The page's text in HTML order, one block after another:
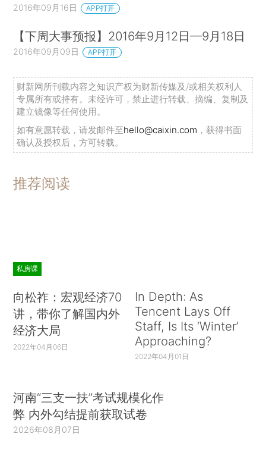
2016年09月16日 APP打开
【下周大事预报】2016年9月12日—9月18日
2016年09月09日 APP打开
财新网所刊载内容之知识产权为财新传媒及/或相关权利人
专属所有或持有。未经许可，禁止进行转载、摘编、复制及
建立镜像等任何使用。
如有意愿转载，请发邮件至hello@caixin.com ，获得书面
确认及授权后，方可转载。
推荐阅读
私房课
向松祚：宏观经济70
讲，带你了解国内外
经济大局
2022年04月06日
In Depth: As
Tencent Lays Off
Staff, Is Its ‘Winter’
Approaching?
2022年04月01日
河南“三支一扶”考试规模化作
弊 内外勾结提前获取试卷
2026年08月07日